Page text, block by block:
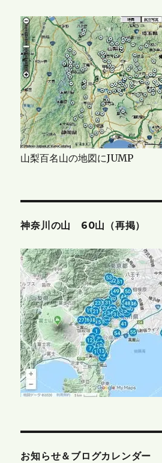
山梨百名山の地図にJUMP
神奈川の山 60山（再掲）
お知らせ＆ブログカレンダー